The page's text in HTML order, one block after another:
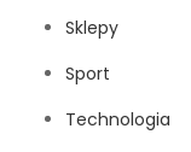
Sklepy
Sport
Technologia